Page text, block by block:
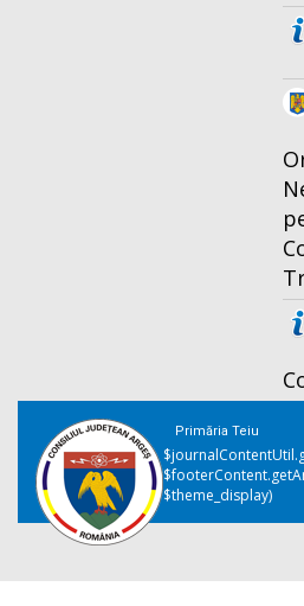
Primăria Teiu
$theme_display)